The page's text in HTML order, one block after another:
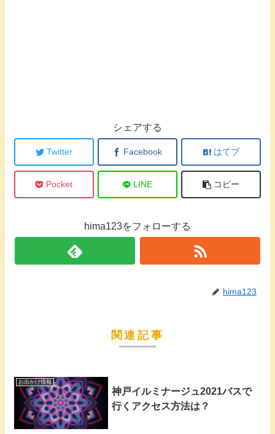
シェアする
Twitter Facebook はてブ
Pocket LINE コピー
hima123をフォローする
hima123
関連記事
お出かけ情報
神戸イルミナージュ2021バスで
行くアクセス方法は？